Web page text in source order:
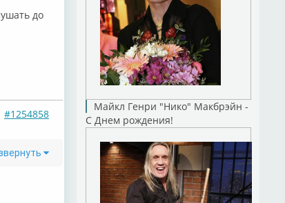
до
#1254858
Майкл Генри "Нико" Макбрэйн -
С Днем рождения!